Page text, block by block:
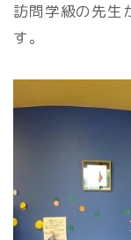
訪問学級の先生
す。